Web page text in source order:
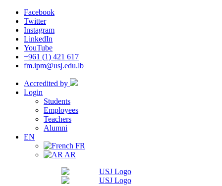
Facebook
Twitter
Instagram
LinkedIn
YouTube
+961 (1) 421 617
fm.ipm@usj.edu.lb
Accredited by
Login
Students
Employees
Teachers
Alumni
EN
FR
AR